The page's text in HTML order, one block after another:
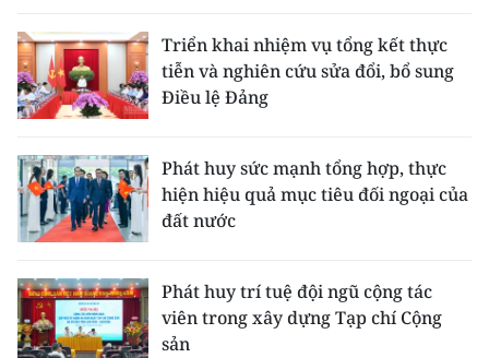
Triển khai nhiệm vụ tổng kết thực
tiễn và nghiên cứu sửa đổi, bổ sung
Điều lệ Đảng
Phát huy sức mạnh tổng hợp, thực
hiện hiệu quả mục tiêu đối ngoại của
đất nước
Phát huy trí tuệ đội ngũ cộng tác
viên trong xây dựng Tạp chí Cộng
sản